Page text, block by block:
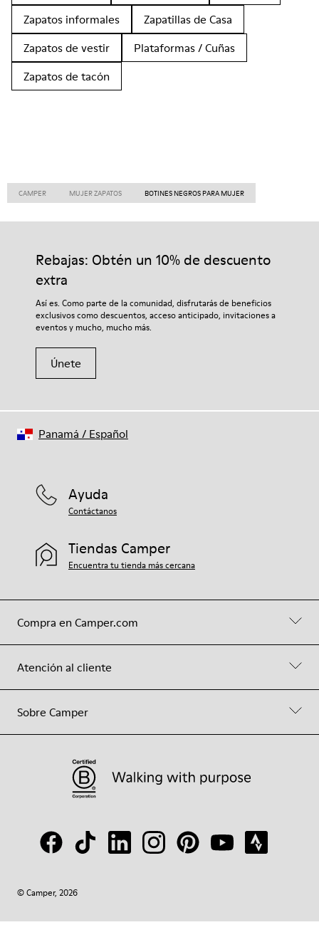
Zapatos informales
Zapatillas de Casa
Zapatos de vestir
Plataformas / Cuñas
Zapatos de tacón
CAMPER MUJER ZAPATOS BOTINES NEGROS PARA MUJER
Rebajas: Obtén un 10% de descuento
extra
Así es. Como parte de la comunidad, disfrutarás de beneficios
exclusivos como descuentos, acceso anticipado, invitaciones a
eventos y mucho, mucho más.
Únete
Compra en Camper.com
Atención al cliente
Sobre Camper
Ayuda
Contáctanos
Tiendas Camper
Encuentra tu tienda más cercana
© Camper, 2026
Panamá / Español